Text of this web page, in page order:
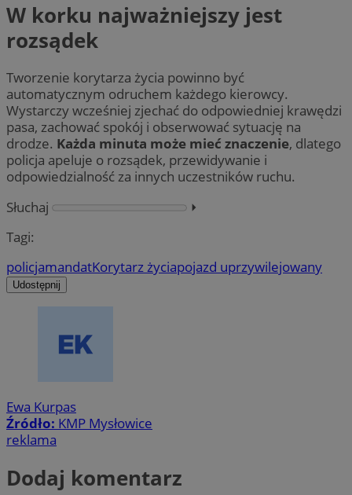
W korku najważniejszy jest
rozsądek
Tworzenie korytarza życia powinno być
automatycznym odruchem każdego kierowcy.
Wystarczy wcześniej zjechać do odpowiedniej krawędzi
pasa, zachować spokój i obserwować sytuację na
drodze. Każda minuta może mieć znaczenie, dlatego
policja apeluje o rozsądek, przewidywanie i
odpowiedzialność za innych uczestników ruchu.
Słuchaj
⏵︎
Tagi:
policjamandatKorytarz życiapojazd uprzywilejowany
Udostępnij
Ewa Kurpas
Źródło: KMP Mysłowice
reklama
Dodaj komentarz